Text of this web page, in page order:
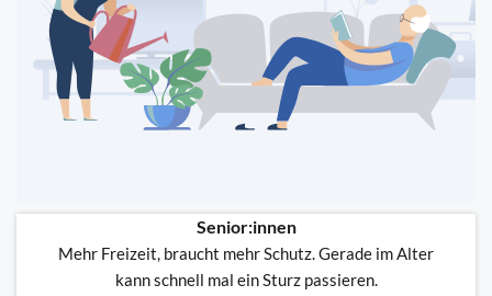
Senior:innen
Mehr Freizeit, braucht mehr Schutz. Gerade im Alter
kann schnell mal ein Sturz passieren.